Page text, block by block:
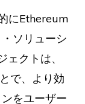
にEthereum
ソリューシ
クトは、
で、より効
をユーザー